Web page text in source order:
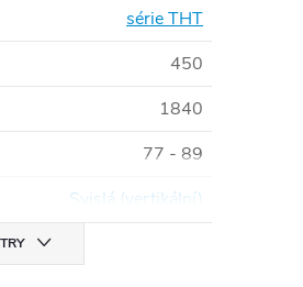
série THT
450
1840
77 - 89
Svislá (vertikální)